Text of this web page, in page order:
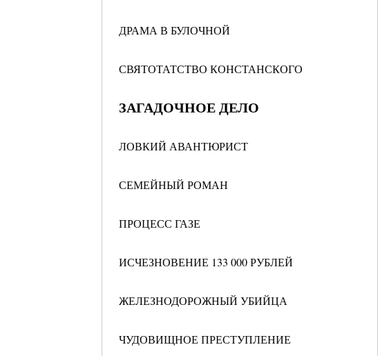
ДРАМА В БУЛОЧНОЙ
СВЯТОТАТСТВО КОНСТАНСКОГО
ЗАГАДОЧНОЕ ДЕЛО
ЛОВКИЙ АВАНТЮРИСТ
СЕМЕЙНЫЙ РОМАН
ПРОЦЕСС ГАЗЕ
ИСЧЕЗНОВЕНИЕ 133 000 РУБЛЕЙ
ЖЕЛЕЗНОДОРОЖНЫЙ УБИЙЦА
ЧУДОВИЩНОЕ ПРЕСТУПЛЕНИЕ